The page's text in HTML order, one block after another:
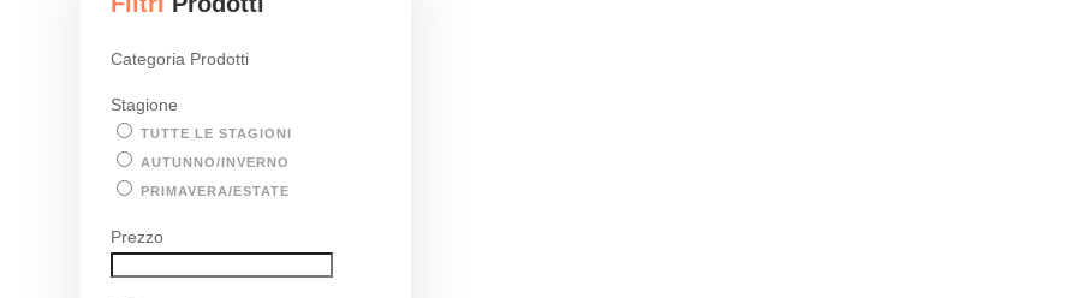
Categoria Prodotti
Stagione
TUTTE LE STAGIONI
AUTUNNO/INVERNO
PRIMAVERA/ESTATE
Prezzo